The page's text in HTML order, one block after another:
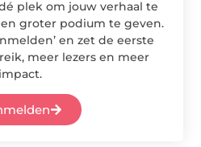
plek om jouw verhaal te
groter podium te geven.
en zet de eerste
meer lezers en meer
impact.